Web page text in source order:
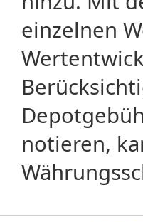
einzelnen
notieren,